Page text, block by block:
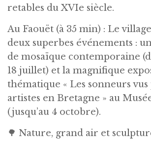
retables du XVIe siècle.
Au Faouët (à 35 min) : Le
deux superbes événements :
de mosaïque contemporaine
18 juillet) et la magnifique
thématique « Les sonneurs vus
artistes en Bretagne » au
(jusqu’au 4 octobre).
🌳 Nature, grand air et